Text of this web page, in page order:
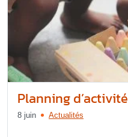
Planning
8 juin Actualités